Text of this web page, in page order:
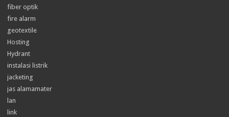
fiber optik
fire alarm
geotextile
Hosting
Hydrant
instalasi listrik
jacketing
jas alamamater
lan
link